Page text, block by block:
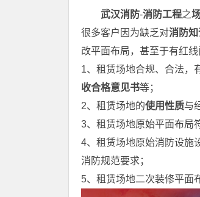
武汉消防-消防工程之
很多客户因为缺乏对消防知
改平面布局，甚至于有红
1、租赁场地合规、合法，
收合格意见书等；
2、租赁场地的使用性质与
3、租赁场地原始平面布局
4、租赁场地原始消防设施
消防规范要求；
5、租赁场地二次装修平面